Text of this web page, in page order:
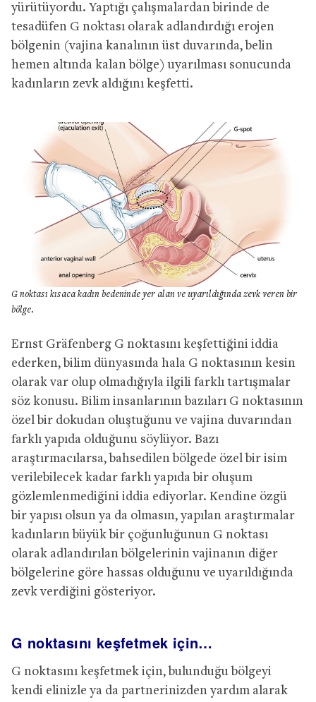
yürütüyordu. Yaptığı çalışmalardan birinde de
tesadüfen G noktası olarak adlandırdığı erojen
bölgenin (vajina kanalının üst duvarında, belin
hemen altında kalan bölge) uyarılması sonucunda
kadınların zevk aldığını keşfetti.
G noktası kısaca kadın bedeninde yer alan ve uyarıldığında zevk veren bir
bölge.
Ernst Gräfenberg G noktasını keşfettiğini iddia
ederken, bilim dünyasında hala G noktasının kesin
olarak var olup olmadığıyla ilgili farklı tartışmalar
söz konusu. Bilim insanlarının bazıları G noktasının
özel bir dokudan oluştuğunu ve vajina duvarından
farklı yapıda olduğunu söylüyor. Bazı
araştırmacılarsa, bahsedilen bölgede özel bir isim
verilebilecek kadar farklı yapıda bir oluşum
gözlemlenmediğini iddia ediyorlar. Kendine özgü
bir yapısı olsun ya da olmasın, yapılan araştırmalar
kadınların büyük bir çoğunluğunun G noktası
olarak adlandırılan bölgelerinin vajinanın diğer
bölgelerine göre hassas olduğunu ve uyarıldığında
zevk verdiğini gösteriyor.
G noktasını keşfetmek için…
G noktasını keşfetmek için, bulunduğu bölgeyi
kendi elinizle ya da partnerinizden yardım alarak